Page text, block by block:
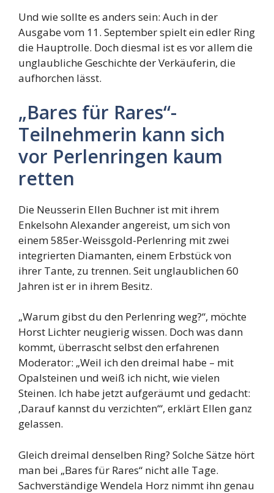
Und wie sollte es anders sein: Auch in der
Ausgabe vom 11. September spielt ein edler Ring
die Hauptrolle. Doch diesmal ist es vor allem die
unglaubliche Geschichte der Verkäuferin, die
aufhorchen lässt.
„Bares für Rares“-
Teilnehmerin kann sich
vor Perlenringen kaum
retten
Die Neusserin Ellen Buchner ist mit ihrem
Enkelsohn Alexander angereist, um sich von
einem 585er-Weissgold-Perlenring mit zwei
integrierten Diamanten, einem Erbstück von
ihrer Tante, zu trennen. Seit unglaublichen 60
Jahren ist er in ihrem Besitz.
„Warum gibst du den Perlenring weg?“, möchte
Horst Lichter neugierig wissen. Doch was dann
kommt, überrascht selbst den erfahrenen
Moderator: „Weil ich den dreimal habe – mit
Opalsteinen und weiß ich nicht, wie vielen
Steinen. Ich habe jetzt aufgeräumt und gedacht:
‚Darauf kannst du verzichten‘“, erklärt Ellen ganz
gelassen.
Gleich dreimal denselben Ring? Solche Sätze hört
man bei „Bares für Rares“ nicht alle Tage.
Sachverständige Wendela Horz nimmt ihn genau